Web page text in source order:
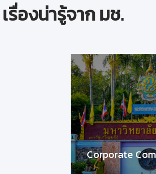
เรื่องน่ารู้จาก มช.
มช.สร้างสรรค์โครงการดีๆเพื่อสนับสนุ
วันที่ 7 มกราคม 2563
มช.สร้างสรรค์โครงการดีๆเพื่อ
Corporate